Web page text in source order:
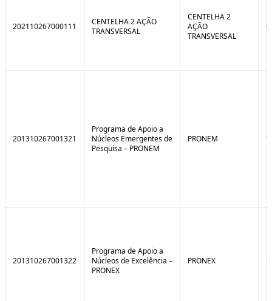
202110267000111
CENTELHA 2 AÇÃO
TRANSVERSAL
CENTELHA 2
AÇÃO
TRANSVERSAL
201310267001321
Programa de Apoio a
Núcleos Emergentes de
Pesquisa – PRONEM
PRONEM
201310267001322
Programa de Apoio a
Núcleos de Excelência –
PRONEX
PRONEX